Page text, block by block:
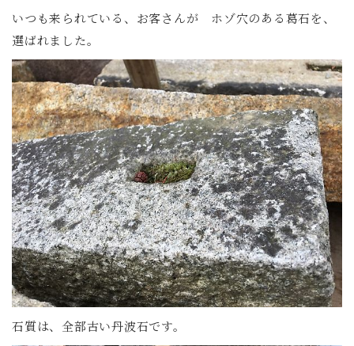
いつも来られている、お客さんが ホゾ穴のある葛石を、
選ばれました。
石質は、全部古い丹波石です。